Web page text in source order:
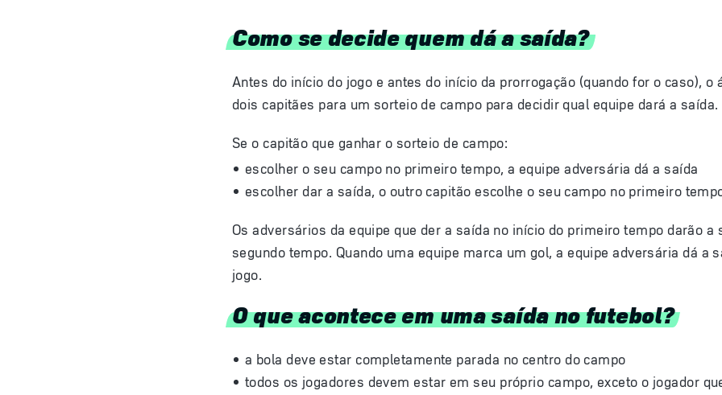
Como se decide quem dá a saída?
Antes do início do jogo e antes do início da prorrogação (quando for o caso), o
dois capitães para um sorteio de campo para decidir qual equipe dará a saída.
Se o capitão que ganhar o sorteio de campo:
escolher o seu campo no primeiro tempo, a equipe adversária dá a saída
escolher dar a saída, o outro capitão escolhe o seu campo no primeiro
Os adversários da equipe que der a saída no início do primeiro tempo darão a
segundo tempo. Quando uma equipe marca um gol, a equipe adversária dá a
jogo.
O que acontece em uma saída no futebol?
a bola deve estar completamente parada no centro do campo
todos os jogadores devem estar em seu próprio campo, exceto o jogador